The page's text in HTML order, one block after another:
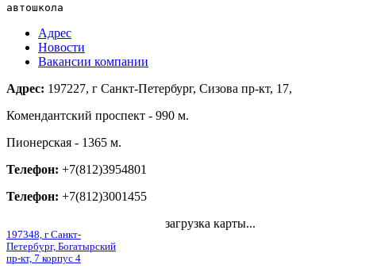
автошкола
Адрес
Новости
Вакансии компании
Адрес: 197227, г Санкт-Петербург, Сизова пр-кт, 17,
Комендантский проспект - 990 м.
Пионерская - 1365 м.
Телефон: +7(812)3954801
Телефон: +7(812)3001455
197348, г Санкт-
Петербург, Богатырский
пр-кт, 7 корпус 4
загрузка карты...